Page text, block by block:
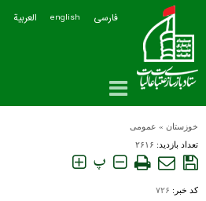
فارسی english العربیة
خوزستان » عمومی
تعداد بازدید: ۲۶۱۶
پ
کد خبر: ۷۲۶